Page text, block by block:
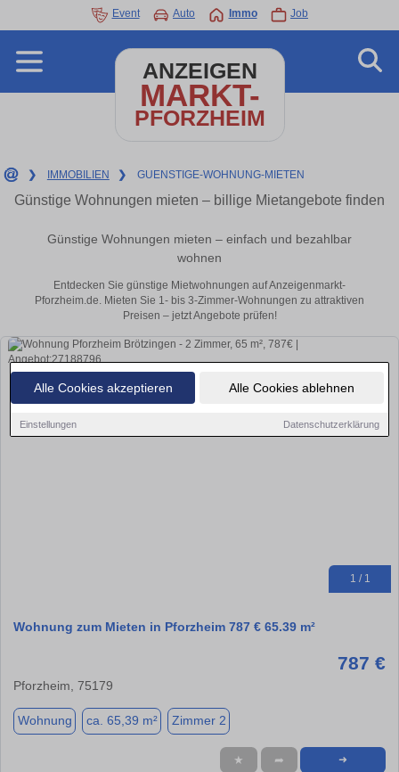
Alle Cookies akzeptieren Alle Cookies ablehnen
Einstellungen Datenschutzerklärung
Event Auto Immo Job
ANZEIGEN
MARKT-
PFORZHEIM
❯ IMMOBILIEN ❯ GUENSTIGE-WOHNUNG-MIETEN
Günstige Wohnungen mieten – billige Mietangebote finden
Günstige Wohnungen mieten – einfach und bezahlbar
wohnen
Entdecken Sie günstige Mietwohnungen auf Anzeigenmarkt-
Pforzheim.de. Mieten Sie 1- bis 3-Zimmer-Wohnungen zu attraktiven
Preisen – jetzt Angebote prüfen!
1 / 1
Wohnung zum Mieten in Pforzheim 787 € 65.39 m²
787 €
Pforzheim, 75179
Wohnung ca. 65,39 m² Zimmer 2
★ ➦ ➜